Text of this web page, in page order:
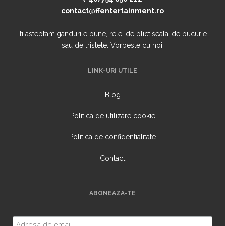
contact@ffentertainment.ro
Iti asteptam gandurile bune, rele, de plictiseala, de bucurie
sau de tristete. Vorbeste cu noi!
LINK-URI UTILE
Blog
Politica de utilizare cookie
Politica de confidentialitate
Contact
ABONEAZA-TE